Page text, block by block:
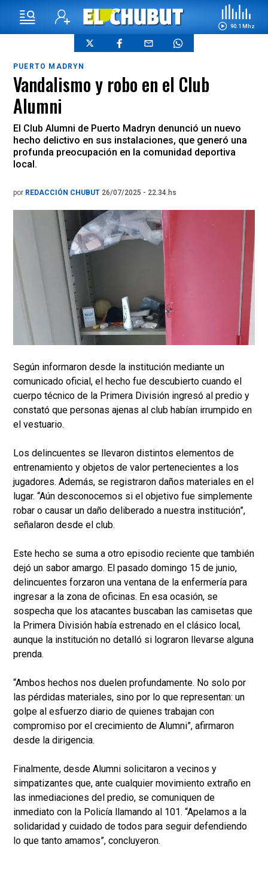
90.1 Mhz
PUERTO MADRYN
Vandalismo y robo en el Club
Alumni
El Club Alumni de Puerto Madryn denunció un nuevo
hecho delictivo en sus instalaciones, que generó una
profunda preocupación en la comunidad deportiva
local.
por REDACCIÓN CHUBUT 26/07/2025 - 22.34.hs
Según informaron desde la institución mediante un
comunicado oficial, el hecho fue descubierto cuando el
cuerpo técnico de la Primera División ingresó al predio y
constató que personas ajenas al club habían irrumpido en
el vestuario.
Los delincuentes se llevaron distintos elementos de
entrenamiento y objetos de valor pertenecientes a los
jugadores. Además, se registraron daños materiales en el
lugar. “Aún desconocemos si el objetivo fue simplemente
robar o causar un daño deliberado a nuestra institución”,
señalaron desde el club.
Este hecho se suma a otro episodio reciente que también
dejó un sabor amargo. El pasado domingo 15 de junio,
delincuentes forzaron una ventana de la enfermería para
ingresar a la zona de oficinas. En esa ocasión, se
sospecha que los atacantes buscaban las camisetas que
la Primera División había estrenado en el clásico local,
aunque la institución no detalló si lograron llevarse alguna
prenda.
“Ambos hechos nos duelen profundamente. No solo por
las pérdidas materiales, sino por lo que representan: un
golpe al esfuerzo diario de quienes trabajan con
compromiso por el crecimiento de Alumni”, afirmaron
desde la dirigencia.
Finalmente, desde Alumni solicitaron a vecinos y
simpatizantes que, ante cualquier movimiento extraño en
las inmediaciones del predio, se comuniquen de
inmediato con la Policía llamando al 101. “Apelamos a la
solidaridad y cuidado de todos para seguir defendiendo
lo que tanto amamos”, concluyeron.